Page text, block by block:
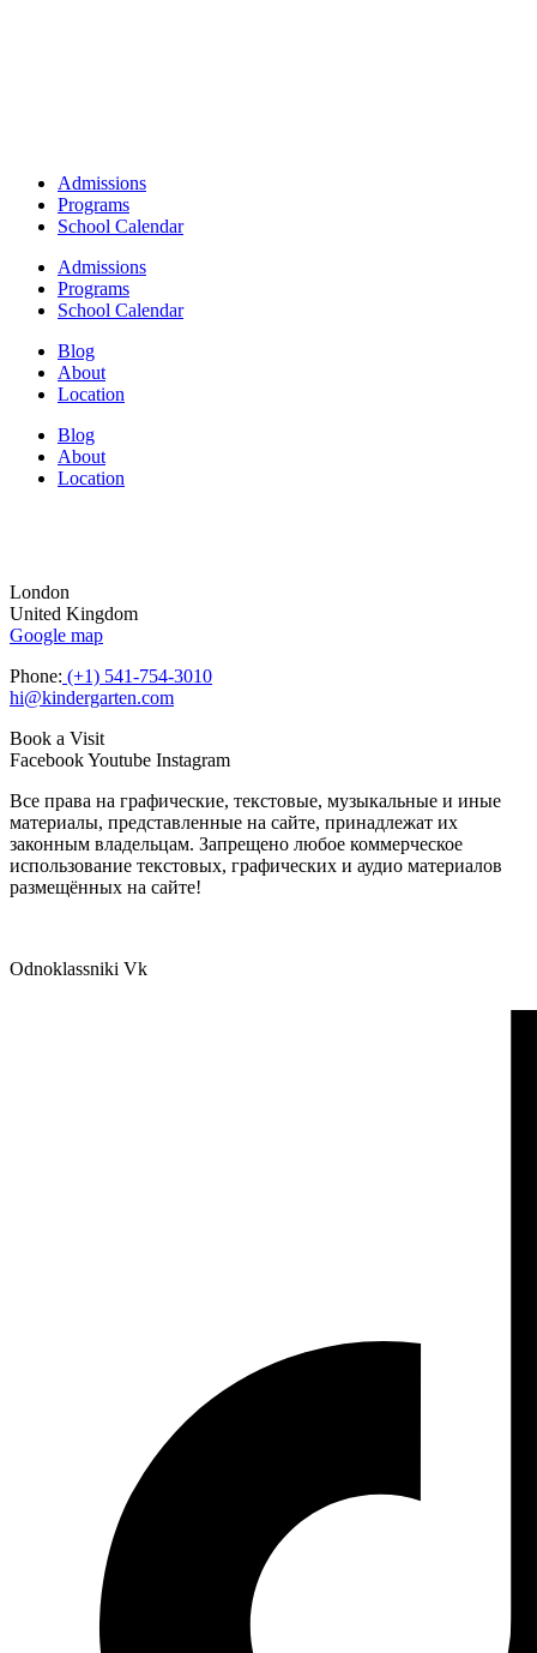
Admissions
Programs
School Calendar
Admissions
Programs
School Calendar
Blog
About
Location
Blog
About
Location
London
United Kingdom
Google map
Phone: (+1) 541-754-3010
hi@kindergarten.com
Book a Visit
FacebookYoutube Instagram
Все права на графические, текстовые, музыкальные и иные
материалы, представленные на сайте, принадлежат их
законным владельцам. Запрещено любое коммерческое
использование текстовых, графических и аудио материалов
размещённых на сайте!
Odnoklassniki Vk